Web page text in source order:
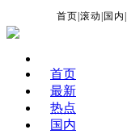
首页 |滚动 国内
首页
最新
热点
国内